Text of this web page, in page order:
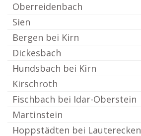
Oberreidenbach
Sien
Bergen bei Kirn
Dickesbach
Hundsbach bei Kirn
Kirschroth
Fischbach bei Idar-Oberstein
Martinstein
Hoppstädten bei Lauterecken